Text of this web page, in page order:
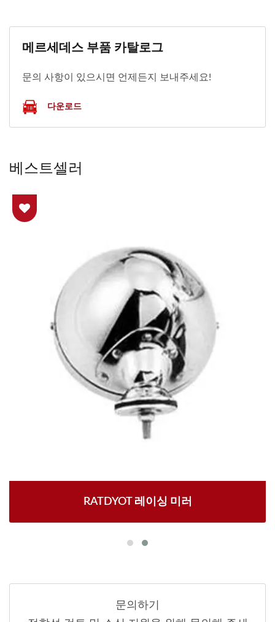
메르세데스 부품 카탈로그
문의 사항이 있으시면 언제든지 보내주세요!
다운로드
베스트셀러
RATDYOT 레이싱 미러
문의하기